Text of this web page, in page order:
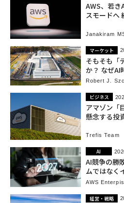
AWS、若き
スモードへ
Janakiram
マーケット
そもそも「
か？ なぜAI
急増してい
Robert J.
ビジネス
アマゾン「
懸念する投
Trefis Team
AI
AI競争の勝
ムではなく
AWS
経営・戦略